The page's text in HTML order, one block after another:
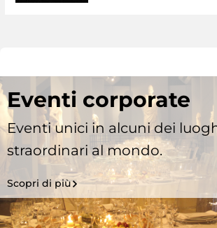
Eventi corporate
Eventi unici in alcuni dei
straordinari al mondo.
Scopri di più